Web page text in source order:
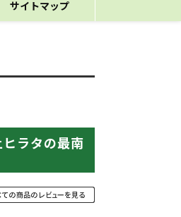
サイトマップ
ラタの最南